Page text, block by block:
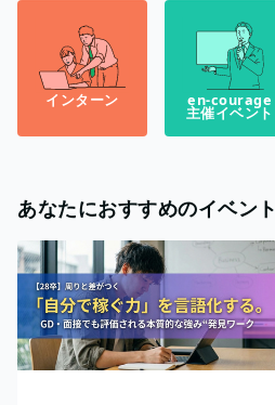
インターン en-courage
主催イベント
あなたにおすすめのイベント